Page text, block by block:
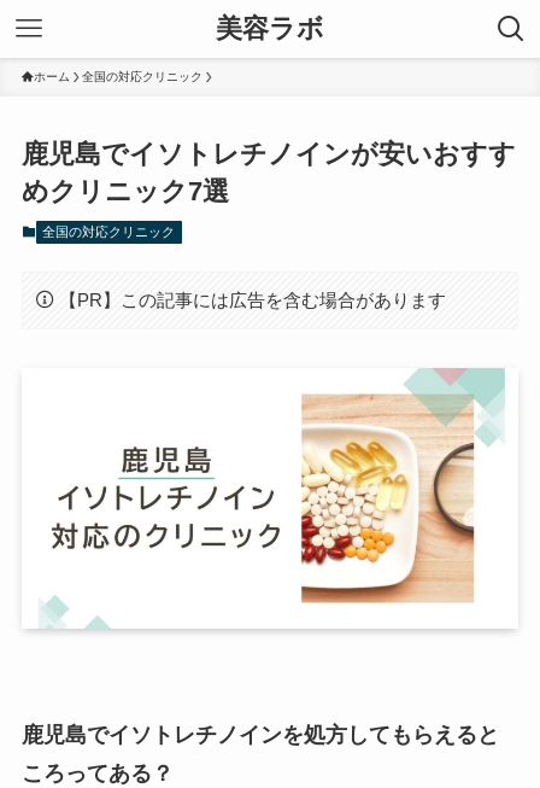
美容ラボ
ホーム 全国の対応クリニック
鹿児島でイソトレチノインが安いおすす
めクリニック7選
全国の対応クリニック
【PR】この記事には広告を含む場合があります
鹿児島でイソトレチノインを処方してもらえると
ころってある？